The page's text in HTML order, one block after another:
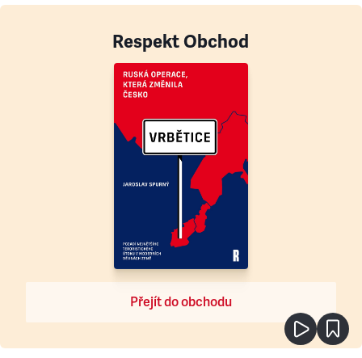
Respekt Obchod
Přejít do obchodu